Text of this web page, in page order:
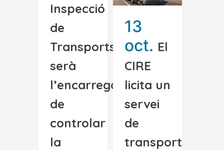
Inspecció
de
Transports
serà
l’encarregada
de
controlar
la
13
oct. El
CIRE
licita un
servei
de
transport